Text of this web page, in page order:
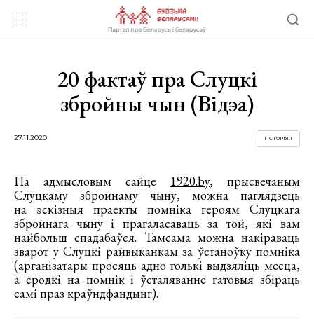
20 фактаў пра Слуцкі
збройны чын (Відэа)
27.11.2020 ГІСТОРЫЯ
На адмысловым сайце 1920.by, прысвечаным
Слуцкаму збройнаму чыну, можна паглядзець
на эскізныя праекты помніка героям Слуцкага
збройнага чыну і прагаласаваць за той, які вам
найбольш спадабаўся. Тамсама можна накіраваць
зварот у Слуцкі райвыканкам за ўстаноўку помніка
(арганізатары просяць адно толькі выдзяліць месца,
а сродкі на помнік і ўсталяванне гатовыя збіраць
самі праз краўндфандынг).